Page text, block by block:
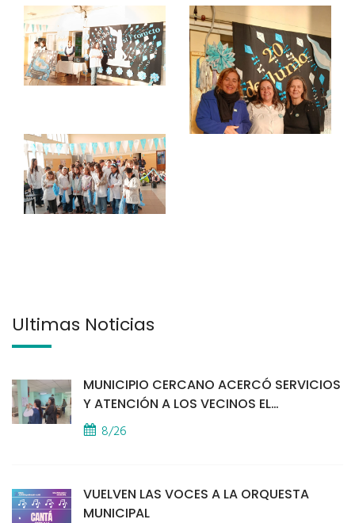
Últimas Noticias
MUNICIPIO CERCANO ACERCÓ SERVICIOS
Y ATENCIÓN A LOS VECINOS EL
PROVINCIAL
8/26
VUELVEN LAS VOCES A LA ORQUESTA
MUNICIPAL